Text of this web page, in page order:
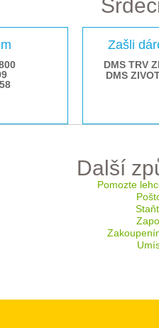
Zašli
DMS TRV
DMS
Další
Pomozte